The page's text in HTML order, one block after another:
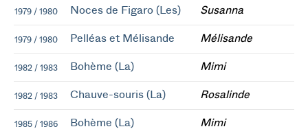
1979 / 1980 Noces de Figaro (Les) Susanna
1979 / 1980 Pelléas et Mélisande Mélisande
1982 / 1983 Bohème (La) Mimi
1982 / 1983 Chauve-souris (La) Rosalinde
1985 / 1986 Bohème (La) Mimi